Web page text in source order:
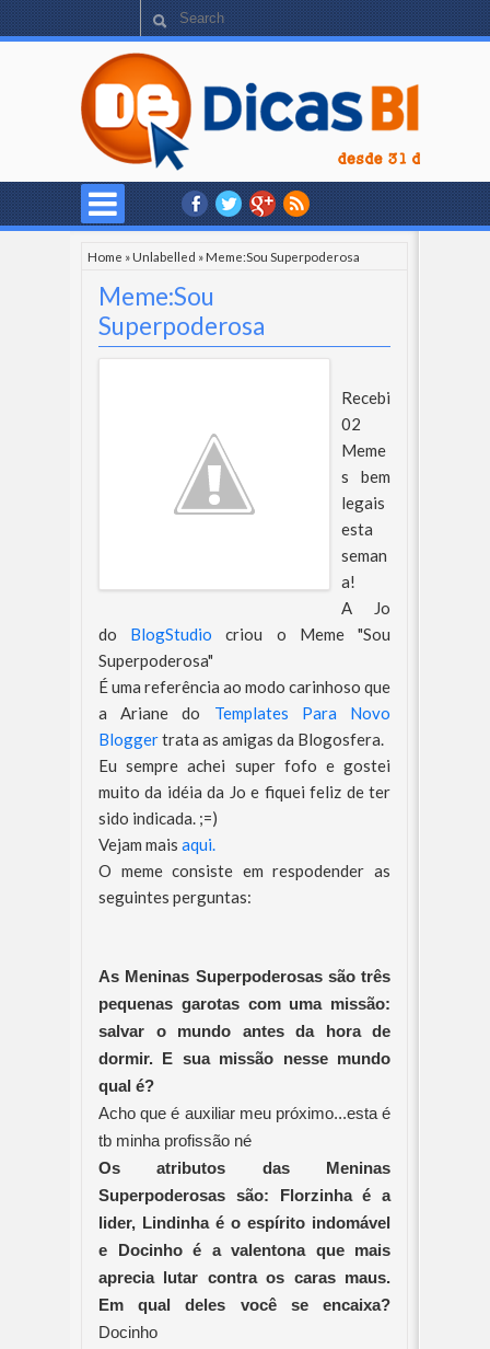
Home »Unlabelled »Meme:Sou Superpoderosa
Meme:Sou
Superpoderosa
Recebi
02
Meme
s bem
legais
esta
seman
a!
A Jo
do BlogStudio criou o Meme "Sou
Superpoderosa"
É uma referência ao modo carinhoso que
a Ariane do Templates Para Novo
Bloggertrata as amigas da Blogosfera.
Eu sempre achei super fofo e gostei
muito da idéia da Jo e fiquei feliz de ter
sido indicada. ;=)
Vejam mais aqui.
O meme consiste em respodender as
seguintes perguntas:
As Meninas Superpoderosas são três
pequenas garotas com uma missão:
salvar o mundo antes da hora de
dormir. E sua missão nesse mundo
qual é?
Acho que é auxiliar meu próximo...esta é
tb minha profissão né
Os atributos das Meninas
Superpoderosas são: Florzinha é a
lider, Lindinha é o espírito indomável
e Docinho é a valentona que mais
aprecia lutar contra os caras maus.
Em qual deles você se encaixa?
Docinho